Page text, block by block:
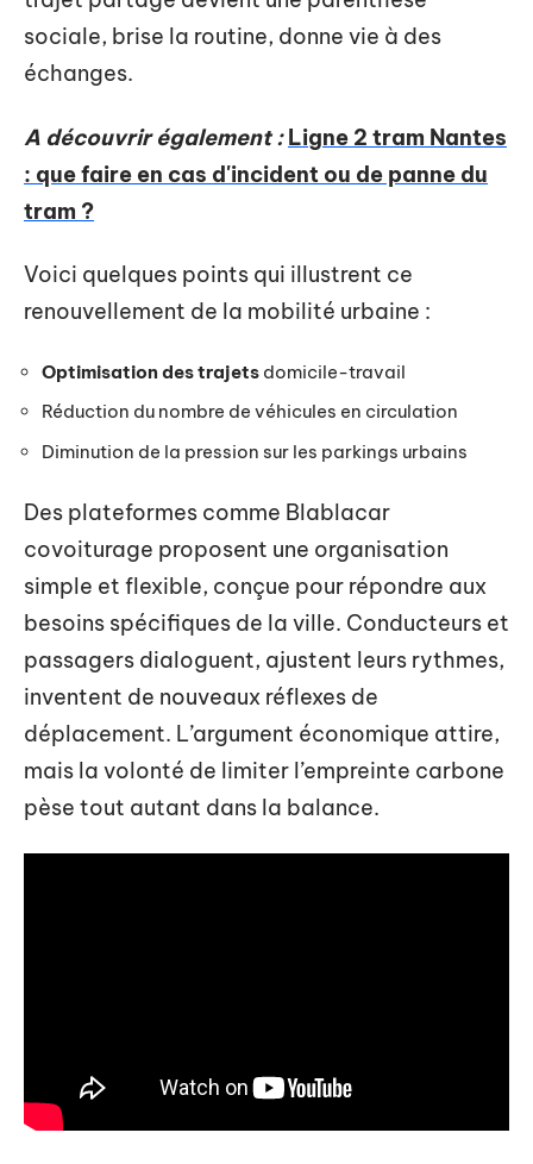
sociale, brise la routine, donne vie à des
échanges.
A découvrir également : Ligne 2 tram Nantes
: que faire en cas d'incident ou de panne du
tram ?
Voici quelques points qui illustrent ce
renouvellement de la mobilité urbaine :
Optimisation des trajets domicile-travail
Réduction du nombre de véhicules en circulation
Diminution de la pression sur les parkings urbains
Des plateformes comme Blablacar
covoiturage proposent une organisation
simple et flexible, conçue pour répondre aux
besoins spécifiques de la ville. Conducteurs et
passagers dialoguent, ajustent leurs rythmes,
inventent de nouveaux réflexes de
déplacement. L’argument économique attire,
mais la volonté de limiter l’empreinte carbone
pèse tout autant dans la balance.